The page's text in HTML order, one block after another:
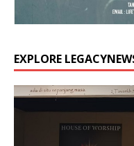
EXPLORE